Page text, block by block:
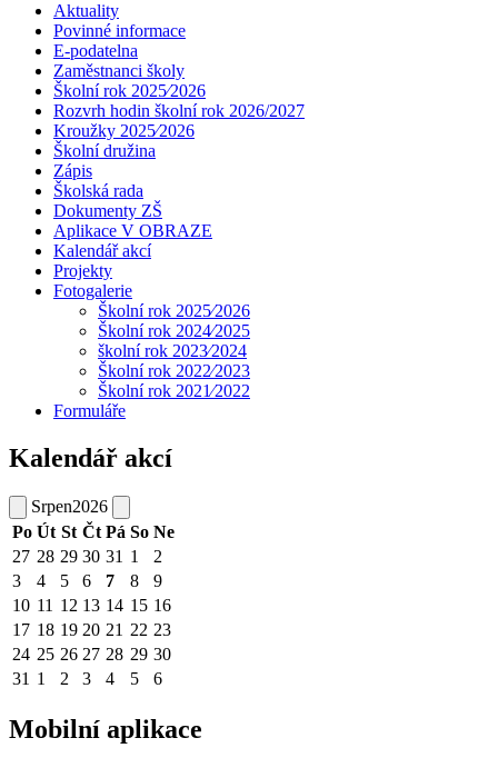
Aktuality
Povinné informace
E-podatelna
Zaměstnanci školy
Školní rok 2025⁄2026
Rozvrh hodin školní rok 2026/2027
Kroužky 2025⁄2026
Školní družina
Zápis
Školská rada
Dokumenty ZŠ
Aplikace V OBRAZE
Kalendář akcí
Projekty
Fotogalerie
Školní rok 2025⁄2026
Školní rok 2024⁄2025
školní rok 2023⁄2024
Školní rok 2022⁄2023
Školní rok 2021⁄2022
Formuláře
Kalendář akcí
Srpen2026
Po Út St Čt Pá So Ne
27 28 29 30 31 1
2
3
4 5 6 7 8
9
10 11 12 13 14 15 16
17 18 19 20 21 22 23
24 25 26 27 28 29 30
31 1 2 3 4 5 6
Mobilní aplikace